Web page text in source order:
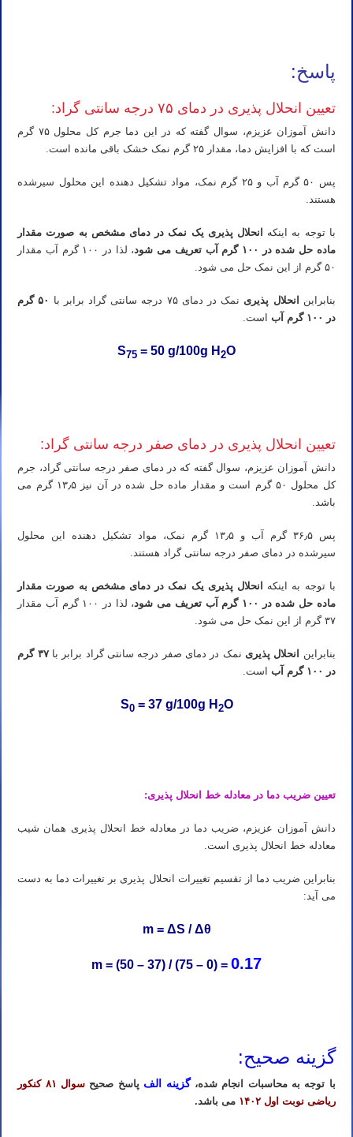
پاسخ:
تعیین انحلال پذیری در دمای ۷۵ درجه سانتی گراد:
دانش آموزان عزیزم، سوال گفته که در این دما جرم کل محلول ۷۵ گرم
است که با افزایش دما، مقدار ۲۵ گرم نمک خشک باقی مانده است.
پس ۵۰ گرم آب و ۲۵ گرم نمک، مواد تشکیل دهنده این محلول سیرشده
هستند.
با توجه به اینکه
انحلال پذیری یک نمک در دمای مشخص به صورت مقدار
ماده حل شده در ۱۰۰ گرم آب تعریف می شود
، لذا در ۱۰۰ گرم آب مقدار
۵۰ گرم از این نمک حل می شود.
بنابراین انحلال پذیری نمک در دمای ۷۵ درجه سانتی گراد برابر با
۵۰ گرم
در ۱۰۰ گرم آب
است.
S75 = 50 g/100g H 2O
تعیین انحلال پذیری در دمای صفر درجه سانتی گراد:
دانش آموزان عزیزم، سوال گفته که در دمای صفر درجه سانتی گراد، جرم
کل محلول ۵۰ گرم است و مقدار ماده حل شده در آن نیز ۱۳٫۵ گرم می
باشد.
پس ۳۶٫۵ گرم آب و ۱۳٫۵ گرم نمک، مواد تشکیل دهنده این محلول
سیرشده در دمای صفر درجه سانتی گراد هستند.
با توجه به اینکه
انحلال پذیری یک نمک در دمای مشخص به صورت مقدار
ماده حل شده در ۱۰۰ گرم آب تعریف می شود
، لذا در ۱۰۰ گرم آب مقدار
۳۷ گرم از این نمک حل می شود.
بنابراین انحلال پذیری نمک در دمای صفر درجه سانتی گراد برابر با
۳۷ گرم
در ۱۰۰ گرم آب
است.
S0= 37 g/100g H 2O
تعیین ضریب دما در معادله خط انحلال پذیری:
دانش آموزان عزیزم، ضریب دما در معادله خط انحلال پذیری همان شیب
معادله خط انحلال پذیری است.
بنابراین ضریب دما از تقسیم تغییرات انحلال پذیری بر تغییرات دما به دست
می آید:
m = ΔS / Δθ
m = (50 – 37) / (75 – 0) = 0.17
گزینه صحیح:
با توجه به محاسبات انجام شده، گزینه الف پاسخ صحیح
سوال ۸۱ کنکور
ریاضی نوبت اول ۱۴۰۲
می باشد.